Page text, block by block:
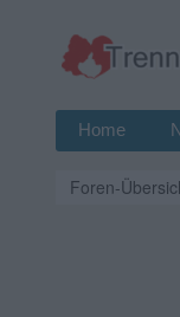
Home
Foren-